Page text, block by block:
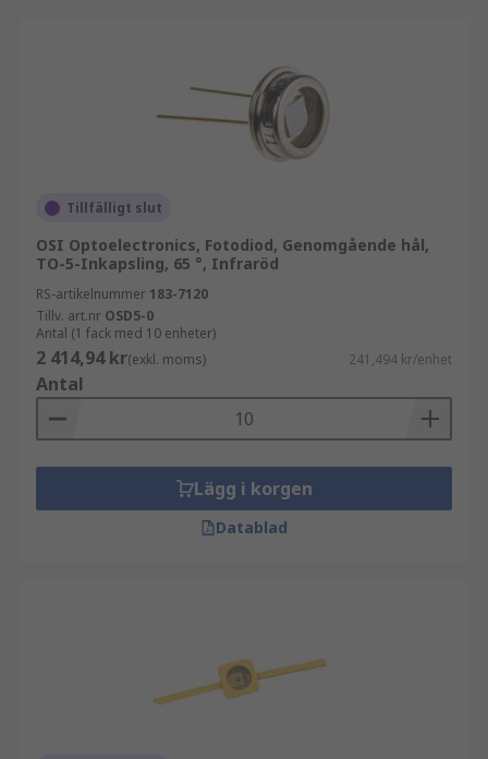
Tillfälligt slut
OSI Optoelectronics, Fotodiod, Genomgående hål,
TO-5-Inkapsling, 65 °, Infraröd
RS-artikelnummer 183-7120
Tillv. art.nr OSD5-0
Antal (1 fack med 10 enheter)
2 414,94 kr(exkl. moms) 241,494 kr/enhet
Antal
Lägg i korgen
Datablad